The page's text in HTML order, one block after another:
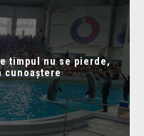
timpul nu se pierde,
cunoaștere